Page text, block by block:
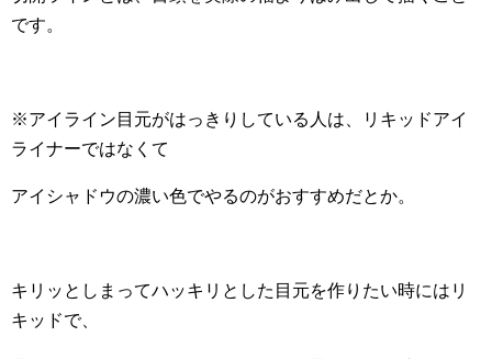
です。
※アイライン目元がはっきりしている人は、リキッドアイ
ライナーではなくて
アイシャドウの濃い色でやるのがおすすめだとか。
キリッとしまってハッキリとした目元を作りたい時にはリ
キッドで、